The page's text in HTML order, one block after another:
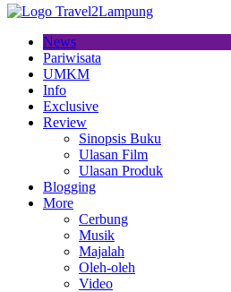
News
Pariwisata
UMKM
Info
Exclusive
Review
Sinopsis Buku
Ulasan Film
Ulasan Produk
Blogging
More
Cerbung
Musik
Majalah
Oleh-oleh
Video